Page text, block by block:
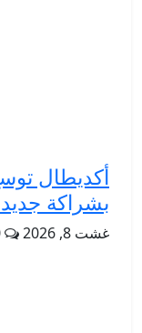
أكديطال
بشراكة جديدة
غشت 8, 2026 0